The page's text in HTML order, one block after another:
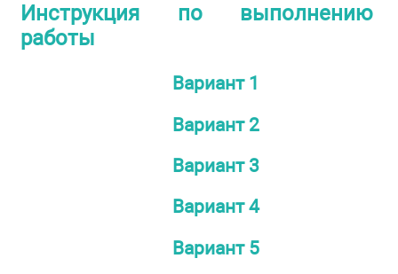
Инструкция по выполнению
работы
Вариант 1
Вариант 2
Вариант 3
Вариант 4
Вариант 5